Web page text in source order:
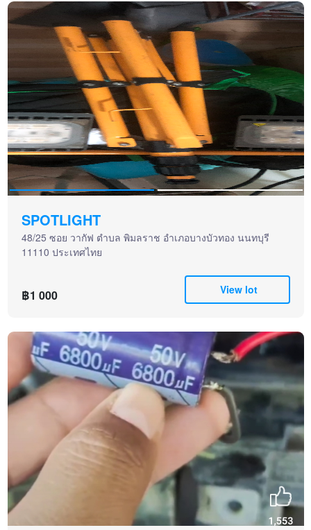
SPOTLIGHT
48/25 ซอย วากัฟ ตำบล พิมลราช อำเภอบางบัวทอง นนทบุรี
11110 ประเทศไทย
฿1 000 View lot